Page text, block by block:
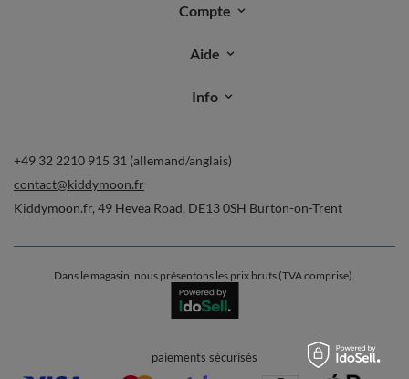
Compte
Aide
Info
+49 32 2210 915 31 (allemand/anglais)
contact@kiddymoon.fr
Kiddymoon.fr, 49 Hevea Road, DE13 0SH Burton-on-Trent
Dans le magasin, nous présentons les prix bruts (TVA comprise).
paiements sécurisés